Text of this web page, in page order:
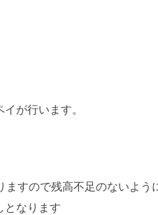
が行います。
すので残高不足のないよう
となります